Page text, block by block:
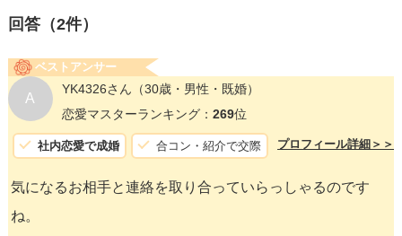
回答（2件）
ベストアンサー
A
YK4326さん （30歳・男性・既婚）
恋愛マスターランキング： 269位
社内恋愛で成婚 合コン・紹介で交際 プロフィール詳細＞＞
気になるお相手と連絡を取り合っていらっしゃるのです
ね。